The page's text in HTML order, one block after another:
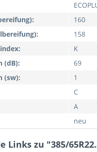
160
158
K
(dB):
69
(sw):
1
C
A
neu
zu "385/